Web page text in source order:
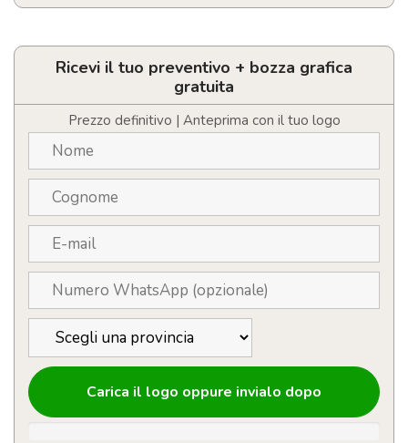
Mini
Multiuso
CastillaRicevi il tuo preventivo + bozza grafica
gratuita
Prezzo definitivo | Anteprima con il tuo logo
Carica il logo oppure invialo dopo